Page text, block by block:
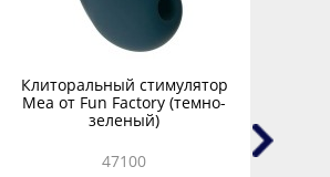
Клиторальный стимулятор
Mea от Fun Factory (темно-
зеленый)
47100